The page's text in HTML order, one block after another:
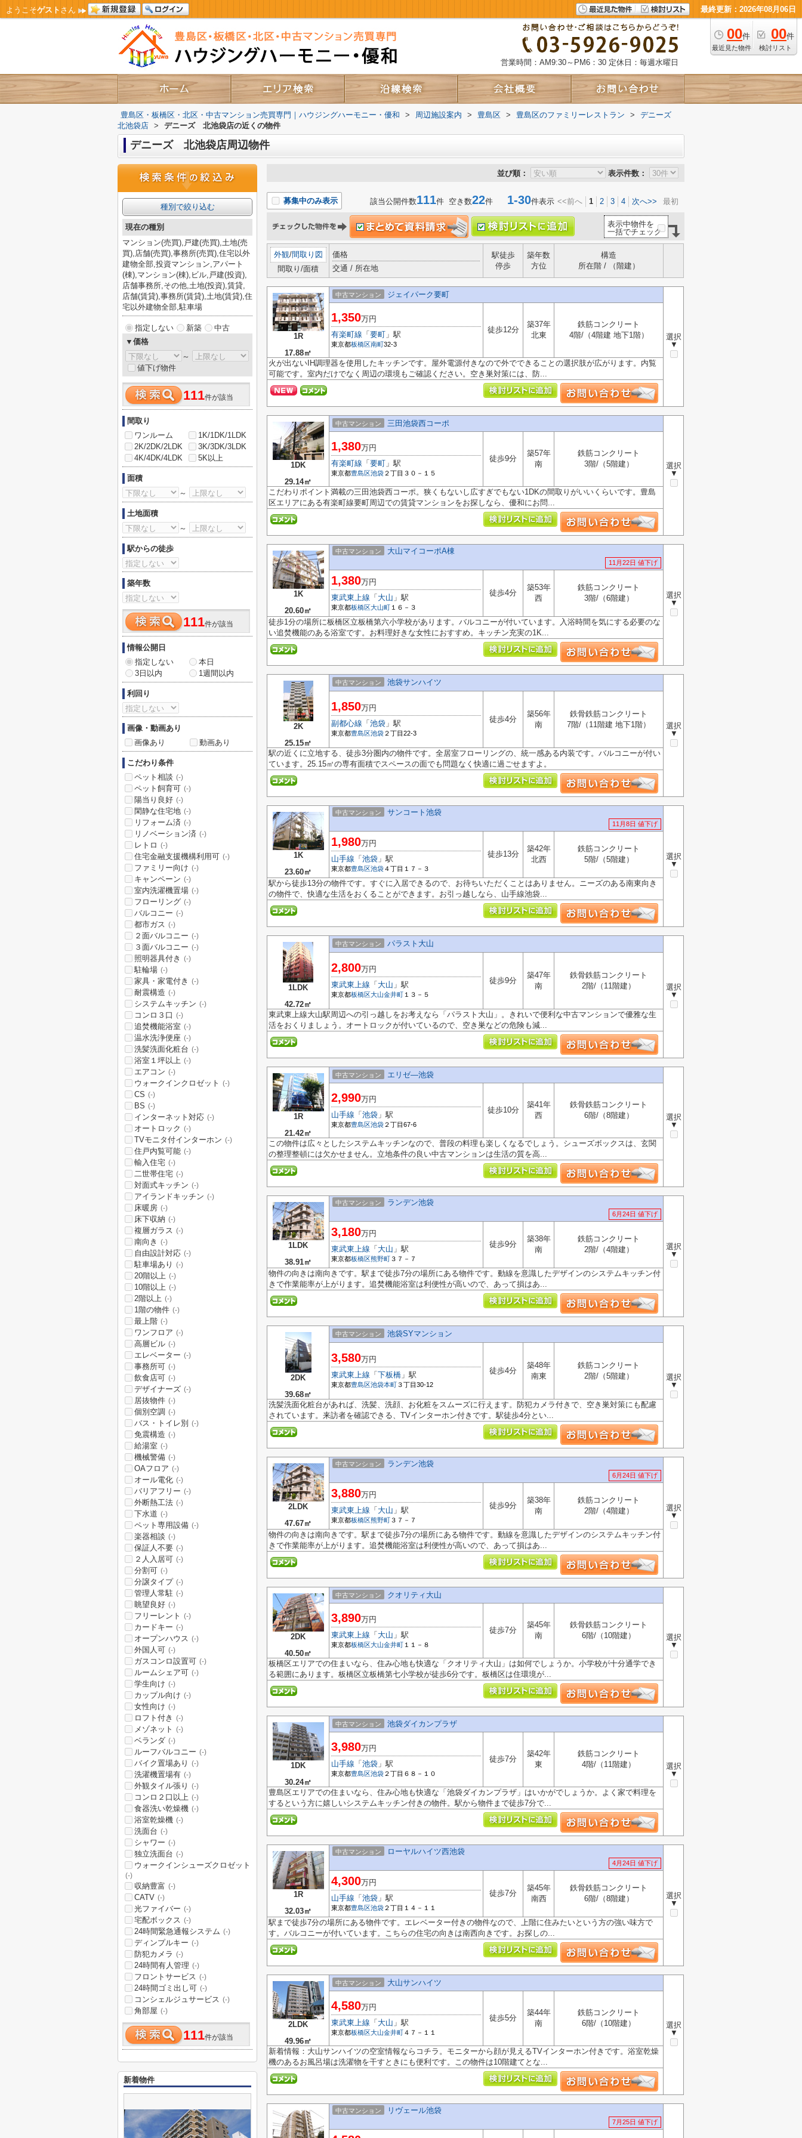
ようこそゲストさん 最終更新：2026年08月06日
00件
最近見た物件
00件
検討リスト
営業時間：AM9:30～PM6：30 定休日：毎週水曜日
豊島区・板橋区・北区・中古マンション売買専門｜ハウジングハーモニー・優和 > 周辺施設案内 > 豊島区 > 豊島区のファミリーレストラン >
デニーズ
北池袋店 > デニーズ 北池袋店の近くの物件
デニーズ 北池袋店周辺物件
並び順： 表示件数：
募集中のみ表示 該当公開件数111件 空き数22件 1-30件表示 <<前へ 1 2 3 4 次へ>> 最初
表示中物件を
一括でチェック
外観/間取り図
間取り/面積
価格
交通 / 所在地
駅徒歩
停歩
築年数
方位
構造
所在階 / （階建）
1R
17.88㎡
中古マンション ジェイパーク要町
選択
▼
1,350万円
有楽町線 「 要町 」駅
東京都板橋区南町32-3
徒歩12分
築37年
北東
鉄筋コンクリート
4階/（4階建 地下1階）
火が出ないIH調理器を使用したキッチンです。屋外電源付きなので外でできることの選択肢が広がります。内覧
可能です。室内だけでなく周辺の環境もご確認ください。空き巣対策には、防...
1DK
29.14㎡
中古マンション 三田池袋西コーポ
選択
▼
1,380万円
有楽町線 「 要町 」駅
東京都豊島区池袋 ２丁目３０－１５
徒歩9分
築57年
南
鉄筋コンクリート
3階/（5階建）
こだわりポイント満載の三田池袋西コーポ。狭くもないし広すぎでもない1DKの間取りがいいくらいです。豊島
区エリアにある有楽町線要町周辺での賃貸マンションをお探しなら、優和にお問...
1K
20.60㎡
中古マンション 大山マイコーポA棟
11月22日 値下げ
選択
▼
1,380万円
東武東上線 「 大山 」駅
東京都板橋区大山町 １６－３
徒歩4分
築53年
西
鉄筋コンクリート
3階/（6階建）
徒歩1分の場所に板橋区立板橋第六小学校があります。バルコニーが付いています。入浴時間を気にする必要のな
い追焚機能のある浴室です。お料理好きな女性におすすめ。キッチン充実の1K...
2K
25.15㎡
中古マンション 池袋サンハイツ
選択
▼
1,850万円
副都心線 「 池袋 」駅
東京都豊島区池袋 ２丁目22-3
徒歩4分
築56年
南
鉄骨鉄筋コンクリート
7階/（11階建 地下1階）
駅の近くに立地する、徒歩3分圏内の物件です。全居室フローリングの、統一感ある内装です。バルコニーが付い
ています。25.15㎡の専有面積でスペースの面でも問題なく快適に過ごせますよ。
1K
23.60㎡
中古マンション サンコート池袋
11月8日 値下げ
選択
▼
1,980万円
山手線 「 池袋 」駅
東京都豊島区池袋４丁目１７－３
徒歩13分
築42年
北西
鉄筋コンクリート
5階/（5階建）
駅から徒歩13分の物件です。すぐに入居できるので、お待ちいただくことはありません。ニーズのある南東向き
の物件で、快適な生活をおくることができます。お引っ越しなら、山手線池袋...
1LDK
42.72㎡
中古マンション パラスト大山
選択
▼
2,800万円
東武東上線 「 大山 」駅
東京都板橋区大山金井町 １３－５
徒歩9分
築47年
南
鉄骨鉄筋コンクリート
2階/（11階建）
東武東上線大山駅周辺への引っ越しをお考えなら「パラスト大山」。きれいで便利な中古マンションで優雅な生
活をおくりましょう。オートロックが付いているので、空き巣などの危険も減...
1R
21.42㎡
中古マンション エリゼ―池袋
選択
▼
2,990万円
山手線 「 池袋 」駅
東京都豊島区池袋 ２丁目67-6
徒歩10分
築41年
西
鉄骨鉄筋コンクリート
6階/（8階建）
この物件は広々としたシステムキッチンなので、普段の料理も楽しくなるでしょう。シューズボックスは、玄関
の整理整頓には欠かせません。立地条件の良い中古マンションは生活の質を高...
1LDK
38.91㎡
中古マンション ランデン池袋
6月24日 値下げ
選択
▼
3,180万円
東武東上線 「 大山 」駅
東京都板橋区熊野町 ３７－７
徒歩9分
築38年
南
鉄筋コンクリート
2階/（4階建）
物件の向きは南向きです。駅まで徒歩7分の場所にある物件です。動線を意識したデザインのシステムキッチン付
きで作業能率が上がります。追焚機能浴室は利便性が高いので、あって損はあ...
2DK
39.68㎡
中古マンション 池袋SYマンション
選択
▼
3,580万円
東武東上線 「 下板橋 」駅
東京都豊島区池袋本町 ３丁目30-12
徒歩4分
築48年
南東
鉄筋コンクリート
2階/（5階建）
洗髪洗面化粧台があれば、洗髪、洗顔、お化粧をスムーズに行えます。防犯カメラ付きで、空き巣対策にも配慮
されています。来訪者を確認できる、TVインターホン付きです。駅徒歩4分とい...
2LDK
47.67㎡
中古マンション ランデン池袋
6月24日 値下げ
選択
▼
3,880万円
東武東上線 「 大山 」駅
東京都板橋区熊野町 ３７－７
徒歩9分
築38年
南
鉄筋コンクリート
2階/（4階建）
物件の向きは南向きです。駅まで徒歩7分の場所にある物件です。動線を意識したデザインのシステムキッチン付
きで作業能率が上がります。追焚機能浴室は利便性が高いので、あって損はあ...
2DK
40.50㎡
中古マンション クオリティ大山
選択
▼
3,890万円
東武東上線 「 大山 」駅
東京都板橋区大山金井町 １１－８
徒歩7分
築45年
南
鉄骨鉄筋コンクリート
6階/（10階建）
板橋区エリアでの住まいなら、住み心地も快適な「クオリティ大山」は如何でしょうか。小学校が十分通学でき
る範囲にあります。板橋区立板橋第七小学校が徒歩6分です。板橋区は住環境が...
1DK
30.24㎡
中古マンション 池袋ダイカンプラザ
選択
▼
3,980万円
山手線 「 池袋 」駅
東京都豊島区池袋 ２丁目６８－１０
徒歩7分
築42年
東
鉄筋コンクリート
4階/（11階建）
豊島区エリアでの住まいなら、住み心地も快適な「池袋ダイカンプラザ」はいかがでしょうか。よく家で料理を
するという方に嬉しいシステムキッチン付きの物件。駅から物件まで徒歩7分で...
1R
32.03㎡
中古マンション ローヤルハイツ西池袋
4月24日 値下げ
選択
▼
4,300万円
山手線 「 池袋 」駅
東京都豊島区池袋 ２丁目１４－１１
徒歩7分
築45年
南西
鉄骨鉄筋コンクリート
6階/（8階建）
駅まで徒歩7分の場所にある物件です。エレベーター付きの物件なので、上階に住みたいという方の強い味方で
す。バルコニーが付いています。こちらの住宅の向きは南西向きです。お探しの...
2LDK
49.96㎡
中古マンション 大山サンハイツ
選択
▼
4,580万円
東武東上線 「 大山 」駅
東京都板橋区大山金井町 ４７－１１
徒歩5分
築44年
南
鉄筋コンクリート
6階/（10階建）
新着情報：大山サンハイツの空室情報ならコチラ。モニターから顔が見えるTVインターホン付きです。浴室乾燥
機のあるお風呂場は洗濯物を干すときにも便利です。この物件は10階建てとな...
中古マンション リヴェール池袋
7月25日 値下げ
種別で絞り込む
現在の種別
マンション(売買),戸建(売買),土地(売
買),店舗(売買),事務所(売買),住宅以外
建物全部,投資マンション,アパート
(棟),マンション(棟),ビル,戸建(投資),
店舗事務所,その他,土地(投資),賃貸,
店舗(賃貸),事務所(賃貸),土地(賃貸),住
宅以外建物全部,駐車場
指定しない 新築
中古
▼価格
～
値下げ物件
111件が該当
間取り
ワンルーム
1K/1DK/1LDK
2K/2DK/2LDK
3K/3DK/3LDK
4K/4DK/4LDK
5K以上
面積
～
土地面積
～
駅からの徒歩
築年数
111件が該当
情報公開日
指定しない
本日
3日以内
1週間以内
利回り
画像・動画あり
画像あり
動画あり
こだわり条件
ペット相談 (-)
ペット飼育可 (-)
陽当り良好 (-)
閑静な住宅地 (-)
リフォーム済 (-)
リノベーション済 (-)
レトロ (-)
住宅金融支援機構利用可 (-)
ファミリー向け (-)
キャンペーン (-)
室内洗濯機置場 (-)
フローリング (-)
バルコニー (-)
都市ガス (-)
２面バルコニー (-)
３面バルコニー (-)
照明器具付き (-)
駐輪場 (-)
家具・家電付き (-)
耐震構造 (-)
システムキッチン (-)
コンロ３口 (-)
追焚機能浴室 (-)
温水洗浄便座 (-)
洗髪洗面化粧台 (-)
浴室１坪以上 (-)
エアコン (-)
ウォークインクロゼット (-)
CS (-)
BS (-)
インターネット対応 (-)
オートロック (-)
TVモニタ付インターホン (-)
住戸内覧可能 (-)
輸入住宅 (-)
二世帯住宅 (-)
対面式キッチン (-)
アイランドキッチン (-)
床暖房 (-)
床下収納 (-)
複層ガラス (-)
南向き (-)
自由設計対応 (-)
駐車場あり (-)
20階以上 (-)
10階以上 (-)
2階以上 (-)
1階の物件 (-)
最上階 (-)
ワンフロア (-)
高層ビル (-)
エレベーター (-)
事務所可 (-)
飲食店可 (-)
デザイナーズ (-)
居抜物件 (-)
個別空調 (-)
バス・トイレ別 (-)
免震構造 (-)
給湯室 (-)
機械警備 (-)
OAフロア (-)
オール電化 (-)
バリアフリー (-)
外断熱工法 (-)
下水道 (-)
ペット専用設備 (-)
楽器相談 (-)
保証人不要 (-)
２人入居可 (-)
分割可 (-)
分譲タイプ (-)
管理人常駐 (-)
眺望良好 (-)
フリーレント (-)
カードキー (-)
オープンハウス (-)
外国人可 (-)
ガスコンロ設置可 (-)
ルームシェア可 (-)
学生向け (-)
カップル向け (-)
女性向け (-)
ロフト付き (-)
メゾネット (-)
ベランダ (-)
ルーフバルコニー (-)
バイク置場あり (-)
洗濯機置場有 (-)
外観タイル張り (-)
コンロ２口以上 (-)
食器洗い乾燥機 (-)
浴室乾燥機 (-)
洗面台 (-)
シャワー (-)
独立洗面台 (-)
ウォークインシューズクロゼット
(-)
収納豊富 (-)
CATV (-)
光ファイバー (-)
宅配ボックス (-)
24時間緊急通報システム (-)
ディンプルキー (-)
防犯カメラ (-)
24時間有人管理 (-)
フロントサービス (-)
24時間ゴミ出し可 (-)
コンシェルジュサービス (-)
角部屋 (-)
111件が該当
新着物件